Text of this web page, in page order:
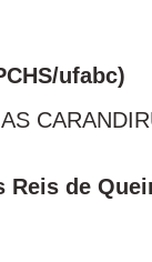
ufabc)
de